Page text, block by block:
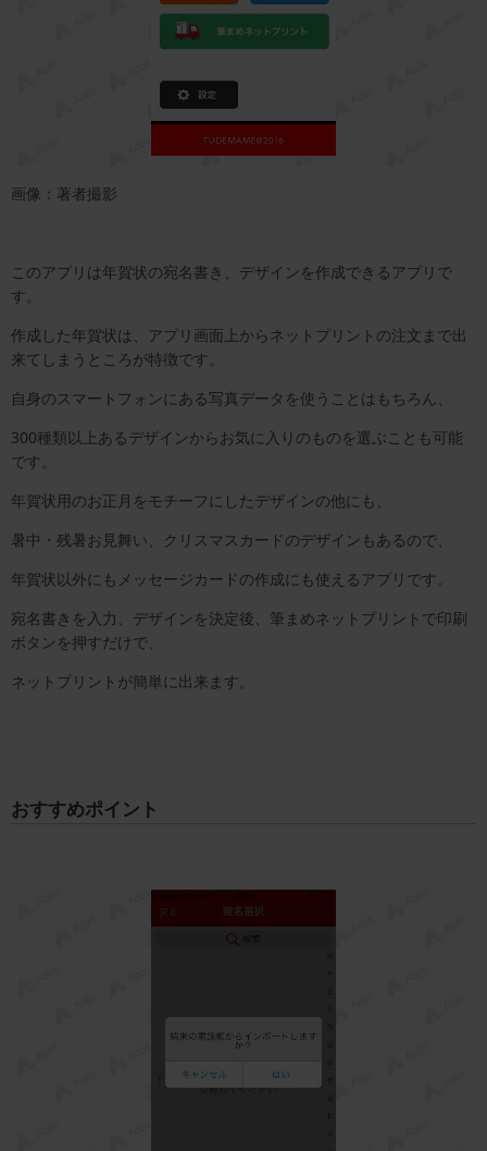
画像：著者撮影
このアプリは年賀状の宛名書き、デザインを作成できるアプリで
す。
作成した年賀状は、アプリ画面上からネットプリントの注文まで出
来てしまうところが特徴です。
自身のスマートフォンにある写真データを使うことはもちろん、
300種類以上あるデザインからお気に入りのものを選ぶことも可能
です。
年賀状用のお正月をモチーフにしたデザインの他にも、
暑中・残暑お見舞い、クリスマスカードのデザインもあるので、
年賀状以外にもメッセージカードの作成にも使えるアプリです。
宛名書きを入力、デザインを決定後、筆まめネットプリントで印刷
ボタンを押すだけで、
ネットプリントが簡単に出来ます。
おすすめポイント